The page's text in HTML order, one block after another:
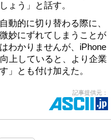
ょう」と話す。
的に切り替わる際に、
妙にずれてしまうことが
わかりませんが、iPhone
上していると、より企業
」とも付け加えた。
記事提供元：